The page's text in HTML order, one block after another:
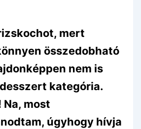
mert
összedobható
nem is
kategória.
most
úgyhogy hívja